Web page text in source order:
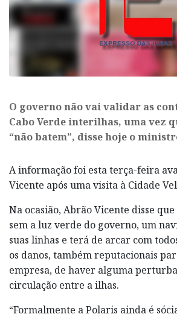
O governo não vai validar as
Cabo Verde interilhas, uma vez
“não batem”, disse hoje o
A informação foi esta terça-feira
Vicente após uma visita à Cidade
Na ocasião, Abrão Vicente disse
sem a luz verde do governo, um
suas linhas e terá de arcar com
os danos, também reputacionais
empresa, de haver alguma
circulação entre a ilhas.
“Formalmente a Polaris ainda é